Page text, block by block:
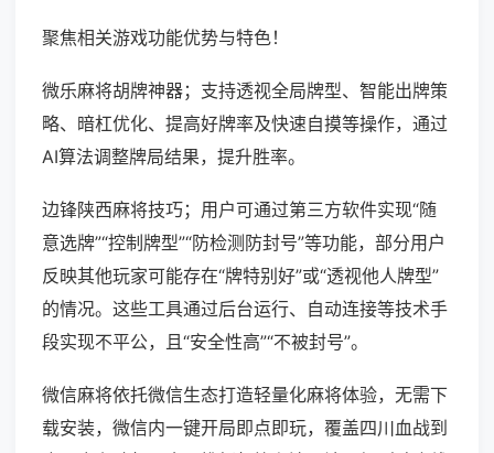
聚焦相关游戏功能优势与特色！
微乐麻将胡牌神器；支持透视全局牌型、智能出牌策
略、暗杠优化、提高好牌率及快速自摸等操作，通过
AI算法调整牌局结果，提升胜率。
边锋陕西麻将技巧；用户可通过第三方软件实现“随
意选牌”“控制牌型”“防检测防封号”等功能，部分用户
反映其他玩家可能存在“牌特别好”或“透视他人牌型”
的情况。这些工具通过后台运行、自动连接等技术手
段实现不平公，且“安全性高”“不被封号”。
微信麻将依托微信生态打造轻量化麻将体验，无需下
载安装，微信内一键开局即点即玩，覆盖四川血战到